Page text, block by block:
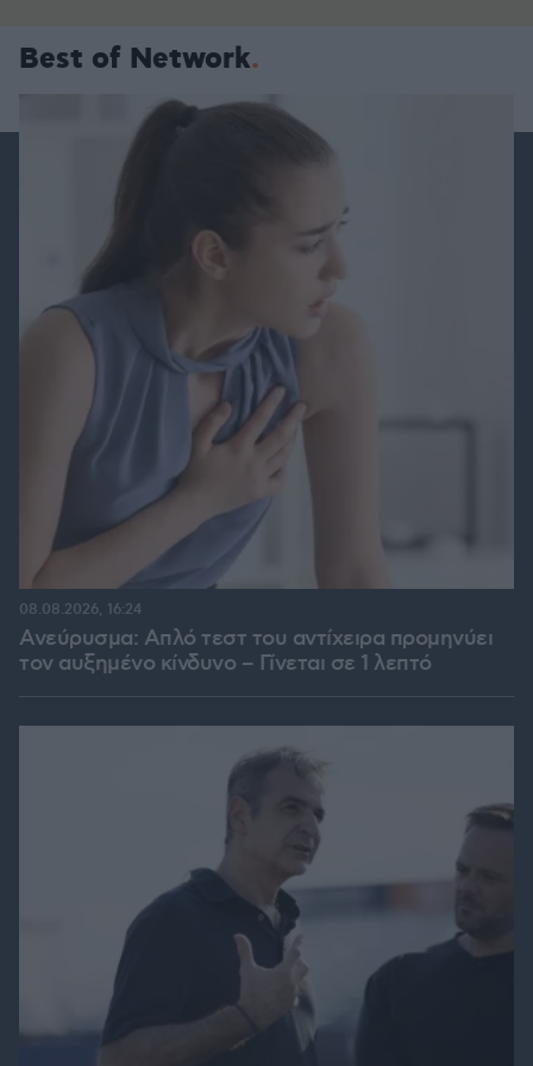
Best of Network
Ανεύρυσμα: Απλό τεστ του αντίχειρα προμηνύει
τον αυξημένο κίνδυνο – Γίνεται σε 1 λεπτό
08.08.2026, 16:24